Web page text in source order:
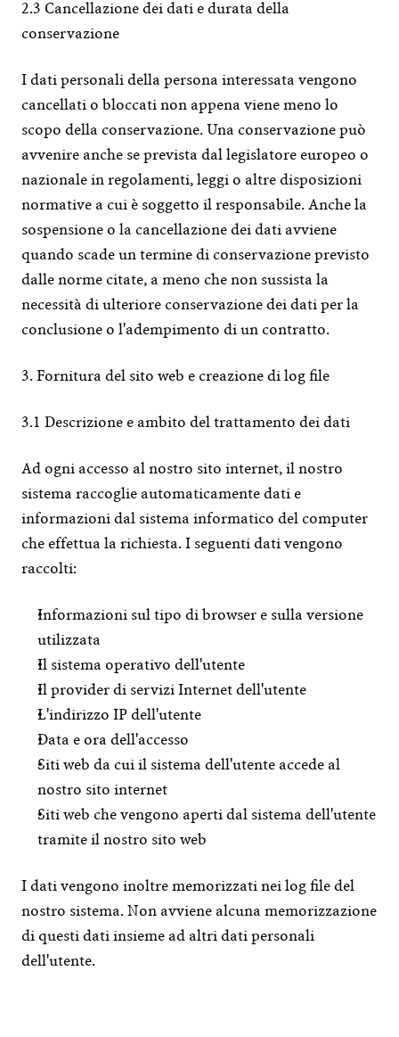
2.3 Cancellazione dei dati e durata della
conservazione
I dati personali della persona interessata vengono
cancellati o bloccati non appena viene meno lo
scopo della conservazione. Una conservazione può
avvenire anche se prevista dal legislatore europeo o
nazionale in regolamenti, leggi o altre disposizioni
normative a cui è soggetto il responsabile. Anche la
sospensione o la cancellazione dei dati avviene
quando scade un termine di conservazione previsto
dalle norme citate, a meno che non sussista la
necessità di ulteriore conservazione dei dati per la
conclusione o l'adempimento di un contratto.
3. Fornitura del sito web e creazione di log file
3.1 Descrizione e ambito del trattamento dei dati
Ad ogni accesso al nostro sito internet, il nostro
sistema raccoglie automaticamente dati e
informazioni dal sistema informatico del computer
che effettua la richiesta. I seguenti dati vengono
raccolti:
Informazioni sul tipo di browser e sulla versione
utilizzata
Il sistema operativo dell'utente
Il provider di servizi Internet dell'utente
L'indirizzo IP dell'utente
Data e ora dell'accesso
Siti web da cui il sistema dell'utente accede al
nostro sito internet
Siti web che vengono aperti dal sistema dell'utente
tramite il nostro sito web
I dati vengono inoltre memorizzati nei log file del
nostro sistema. Non avviene alcuna memorizzazione
di questi dati insieme ad altri dati personali
dell'utente.